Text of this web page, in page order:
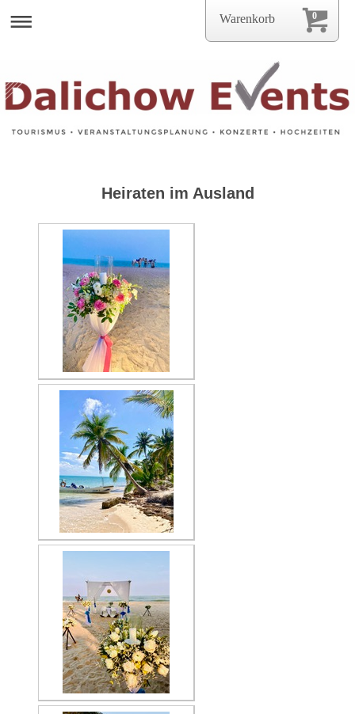
Heiraten im Ausland
0
Warenkorb